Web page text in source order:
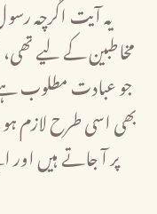
یہ آیت اگرچہ
مخاطبین کے لیے تھی،
جو عبادت مطلوب
بھی اسی طرح لازم
پر آ جاتے ہیں اور